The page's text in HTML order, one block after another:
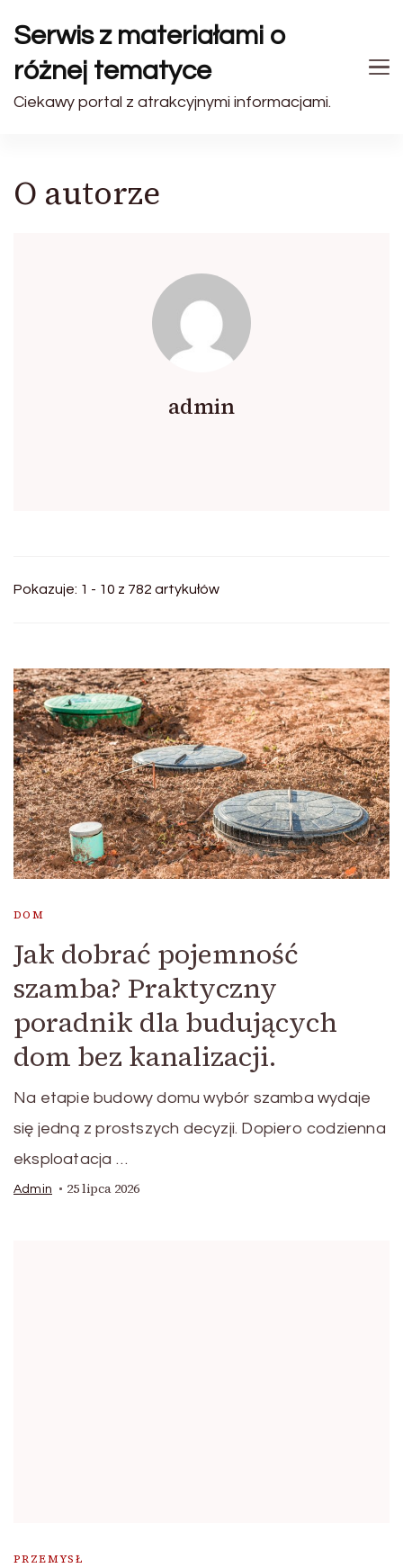
Serwis z materiałami o
różnej tematyce
Ciekawy portal z atrakcyjnymi informacjami.
O autorze
admin
Pokazuje: 1 - 10 z 782 artykułów
DOM
Jak dobrać pojemność
szamba? Praktyczny
poradnik dla budujących
dom bez kanalizacji.
Na etapie budowy domu wybór szamba wydaje
się jedną z prostszych decyzji. Dopiero codzienna
eksploatacja …
Admin 25 lipca 2026
PRZEMYSŁ